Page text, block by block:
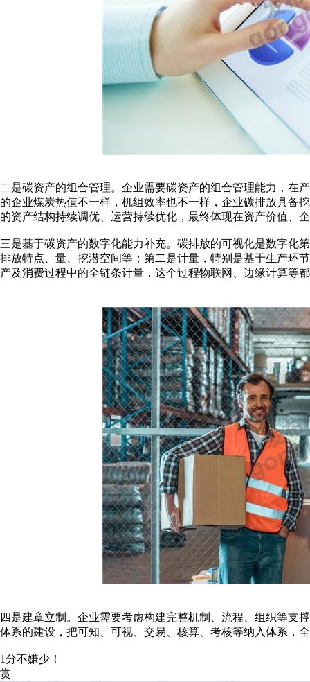
二是碳资产的组合管理。企业需要碳资产的组合管理能力，在
的企业煤炭热值不一样，机组效率也不一样，企业碳排放具备
的资产结构持续调优、运营持续优化，最终体现在资产价值、
三是基于碳资产的数字化能力补充。碳排放的可视化是数字化
排放特点、量、挖潜空间等；第二是计量，特别是基于生产环
产及消费过程中的全链条计量，这个过程物联网、边缘计算等
四是建章立制。企业需要考虑构建完整机制、流程、组织等支
体系的建设，把可知、可视、交易、核算、考核等纳入体系，
1分不嫌少！
赏